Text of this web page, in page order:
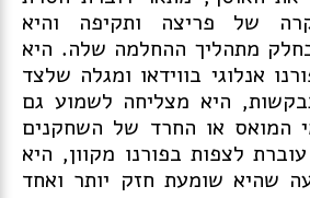
של פריצה ותקיפה והיא
מתהליך ההחלמה שלה. היא
אנלוגי בווידאו ומגלה שלצד
היא מצליחה לשמוע גם
המואס או החרד של השחקנים
לצפות בפורנו מקוון, היא
שהיא שומעת חזק יותר ואחד